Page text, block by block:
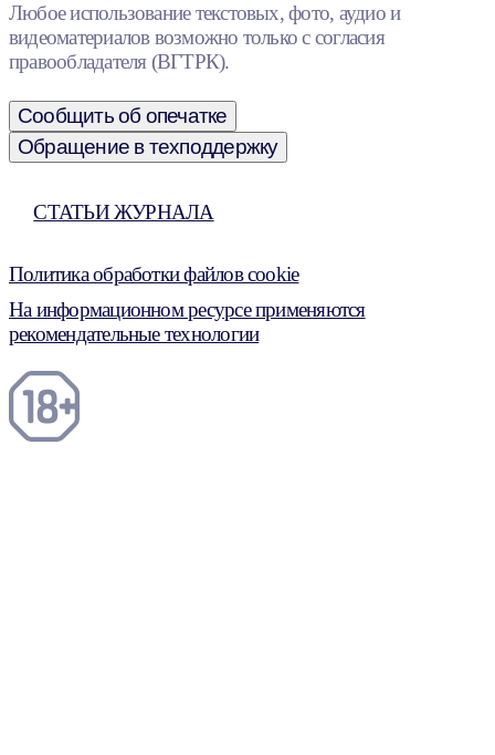
Любое использование текстовых, фото, аудио и
видеоматериалов возможно только с согласия
правообладателя (ВГТРК).
Сообщить об опечатке
Обращение в техподдержку
СТАТЬИ ЖУРНАЛА
Политика обработки файлов cookie
На информационном ресурсе применяются
рекомендательные технологии